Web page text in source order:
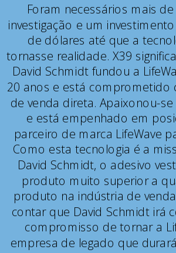
Foram necessários mais
investigação e um
de dólares até que a
tornasse realidade. X39
David Schmidt fundou a
20 anos e está comprometido
de venda direta. Apaixonou-
e está empenhado em
parceiro de marca LifeWave
Como esta tecnologia é a
David Schmidt, o adesivo
produto muito superior a
produto na indústria de
contar que David Schmidt irá
compromisso de tornar a
empresa de legado que